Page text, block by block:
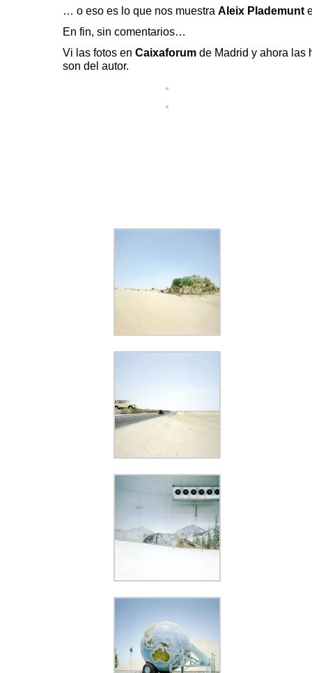
… o eso es lo que nos muestra Aleix Plademunt
En fin, sin comentarios…
Vi las fotos en Caixaforum de Madrid y ahora las
son del autor.